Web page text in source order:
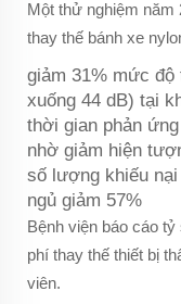
Một thử nghiệm năm
thay thế bánh xe
giảm 31% mức độ
xuống 44 dB) tại
thời gian phản
nhờ giảm hiện
số lượng khiếu nại
ngủ giảm 57%
Bệnh viện báo cáo
phí thay thế thiết bị
viên.